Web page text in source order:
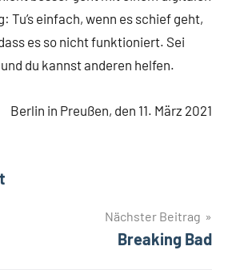
Tu’s einfach, wenn es schief geht,
es so nicht funktioniert. Sei
du kannst anderen helfen.
Berlin in Preußen, den 11. März 2021
Nächster Beitrag
Breaking Bad